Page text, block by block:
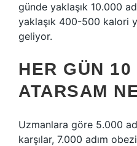
günde yaklaşık 10.000
yaklaşık 400-500 kalori
geliyor.
HER GÜN
ATARSAM
Uzmanlara göre 5.000
karşılar, 7.000 adım